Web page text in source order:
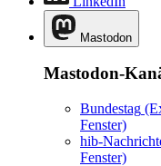
Mastodon
Mastodon-
Bundestag
Fenster)
hib-
Fenster)